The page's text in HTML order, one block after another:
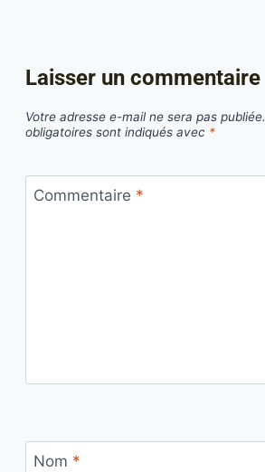
Laisser un commentaire
Votre adresse e-mail ne sera pas publiée.
obligatoires sont indiqués avec *
Commentaire *
Nom *